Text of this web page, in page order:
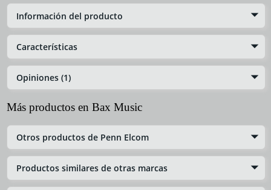
Información del producto
Características
Opiniones (1)
Más productos en Bax Music
Otros productos de Penn Elcom
Productos similares de otras marcas